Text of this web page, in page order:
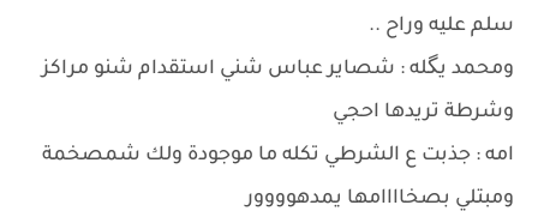
سلم عليه وراح ..
ومحمد يگله : شصاير عباس شني استقدام شنو مراكز
وشرطة تريدها احجي
امه : جذبت ع الشرطي تكله ما موجودة ولك شمصخمة
ومبتلي بصخاااامها يمدهوووور